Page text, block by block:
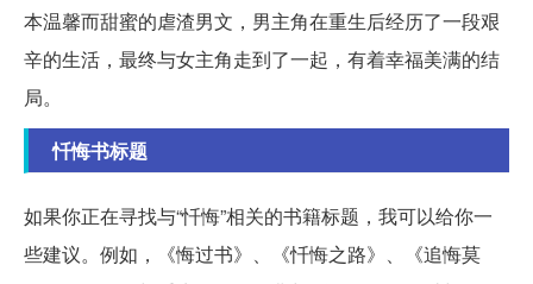
本温馨而甜蜜的虐渣男文，男主角在重生后经历了一段艰
辛的生活，最终与女主角走到了一起，有着幸福美满的结
局。
忏悔书标题
如果你正在寻找与“忏悔”相关的书籍标题，我可以给你一
些建议。例如，《悔过书》、《忏悔之路》、《追悔莫